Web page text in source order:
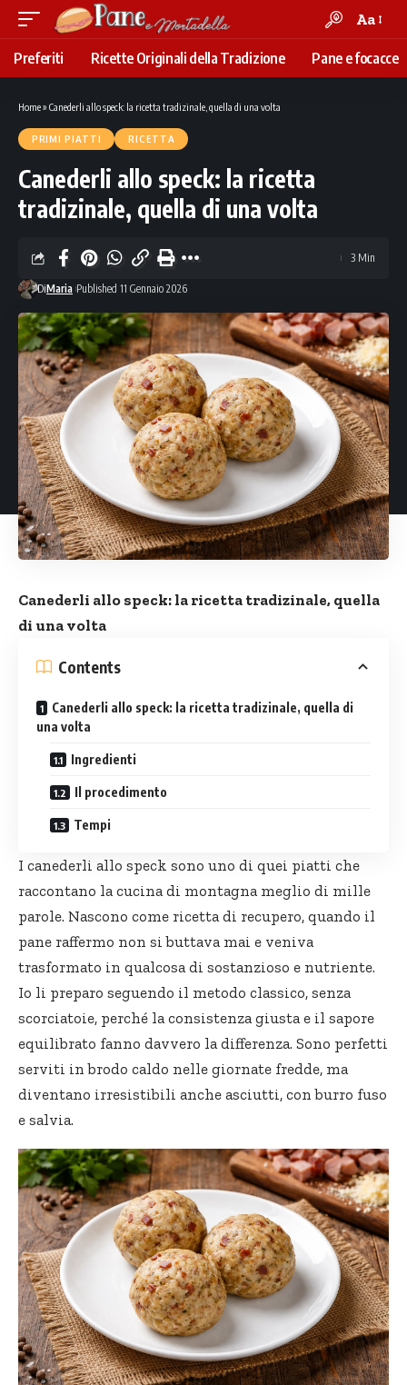
Font
Resizer
Aa
Preferiti Ricette Originali della Tradizione Pane e focacce
Home» Canederli allo speck: la ricetta tradizinale, quella di una volta
PRIMI PIATTI RICETTA
Canederli allo speck: la ricetta
tradizinale, quella di una volta
DiMaria Published 11 Gennaio 2026
3 Min
Canederli allo speck: la ricetta tradizinale, quella
di una volta
Contents
Canederli allo speck: la ricetta tradizinale, quella di
una volta
Ingredienti
Il procedimento
Tempi
I canederli allo speck sono uno di quei piatti che
raccontano la cucina di montagna meglio di mille
parole. Nascono come ricetta di recupero, quando il
pane raffermo non si buttava mai e veniva
trasformato in qualcosa di sostanzioso e nutriente.
Io li preparo seguendo il metodo classico, senza
scorciatoie, perché la consistenza giusta e il sapore
equilibrato fanno davvero la differenza. Sono perfetti
serviti in brodo caldo nelle giornate fredde, ma
diventano irresistibili anche asciutti, con burro fuso
e salvia.